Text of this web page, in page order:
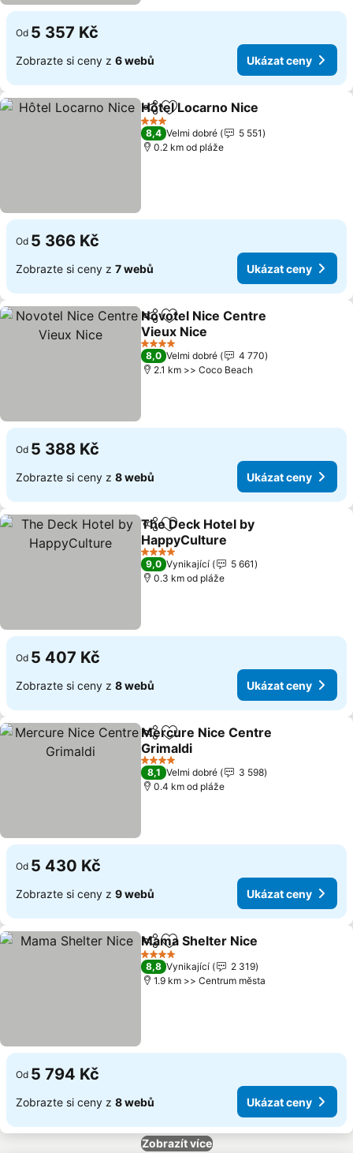
Od 5 357 Kč
Zobrazte si ceny z 6 webů Ukázat ceny
SdíletPřidat na seznam oblíbených
Hôtel Locarno Nice
3 Počet hvězdiček
8,4 Velmi dobré
5 551
0.2 km od pláže
Od 5 366 Kč
Zobrazte si ceny z 7 webů Ukázat ceny
SdíletPřidat na seznam oblíbených
Novotel Nice Centre
Vieux Nice
4 Počet hvězdiček
8,0 Velmi dobré
4 770
2.1 km >> Coco Beach
Od 5 388 Kč
Zobrazte si ceny z 8 webů Ukázat ceny
SdíletPřidat na seznam oblíbených
The Deck Hotel by
HappyCulture
4 Počet hvězdiček
9,0 Vynikající
5 661
0.3 km od pláže
Od 5 407 Kč
Zobrazte si ceny z 8 webů Ukázat ceny
SdíletPřidat na seznam oblíbených
Mercure Nice Centre
Grimaldi
4 Počet hvězdiček
8,1 Velmi dobré
3 598
0.4 km od pláže
Od 5 430 Kč
Zobrazte si ceny z 9 webů Ukázat ceny
SdíletPřidat na seznam oblíbených
Mama Shelter Nice
4 Počet hvězdiček
8,8 Vynikající
2 319
1.9 km >> Centrum města
Od 5 794 Kč
Zobrazte si ceny z 8 webů Ukázat ceny
Zobrazít více